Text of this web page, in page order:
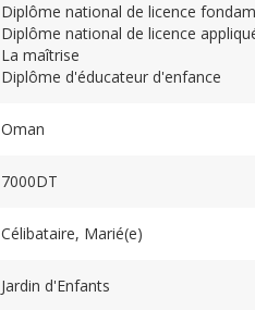
Diplôme national de licence
Diplôme national de licence
La maîtrise
Diplôme d'éducateur d'enfance
Oman
7000DT
Célibataire, Marié(e)
Jardin d'Enfants